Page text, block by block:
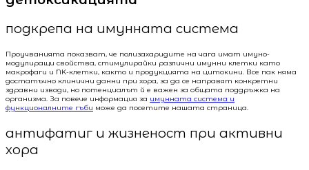
подкрепа на имунната система
Проучванията показват, че полизахаридите на чага имат имуно-
модулиращи свойства, стимулирайки различни имунни клетки като
макрофаги и NK-клетки, както и продукцията на цитокини. Все пак няма
достатъчно клинични данни при хора, за да се направят конкретни
здравни изводи, но потенциалът й е важен за общата поддръжка на
организма. За повече информация за имунната система и
функционалните гъби може да посетите нашата страница.
антифатиг и жизненост при активни
хора